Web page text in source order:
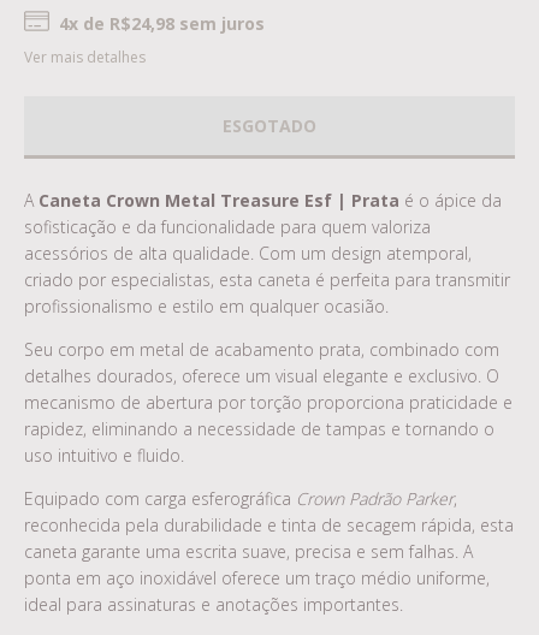
4x de R$24,98sem juros
Ver mais detalhes
A Caneta Crown Metal Treasure Esf | Prata é o ápice da
sofisticação e da funcionalidade para quem valoriza
acessórios de alta qualidade. Com um design atemporal,
criado por especialistas, esta caneta é perfeita para transmitir
profissionalismo e estilo em qualquer ocasião.
Seu corpo em metal de acabamento prata, combinado com
detalhes dourados, oferece um visual elegante e exclusivo. O
mecanismo de abertura por torção proporciona praticidade e
rapidez, eliminando a necessidade de tampas e tornando o
uso intuitivo e fluido.
Equipado com carga esferográfica Crown Padrão Parker,
reconhecida pela durabilidade e tinta de secagem rápida, esta
caneta garante uma escrita suave, precisa e sem falhas. A
ponta em aço inoxidável oferece um traço médio uniforme,
ideal para assinaturas e anotações importantes.